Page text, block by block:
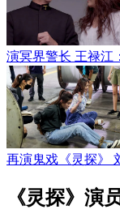
演冥界警长 王禄江
再演鬼戏《灵探》
《灵探》演